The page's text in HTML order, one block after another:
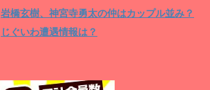
岩橋玄樹、神宮寺勇太の仲はカップル並み？
じぐいわ遭遇情報は？